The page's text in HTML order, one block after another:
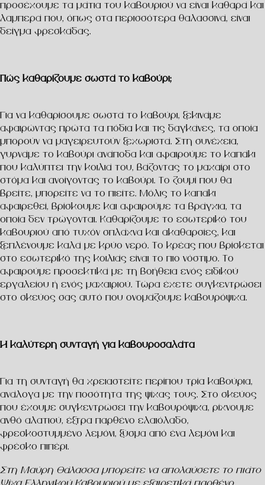
προσέχουμε τα μάτια του καβουριού να είναι καθαρά και
λαμπερά που, όπως στα περισσότερα θαλασσινά, είναι
δείγμα φρεσκάδας.
Πώς καθαρίζουμε σωστά το καβούρι;
Για να καθαρίσουμε σωστά το καβούρι, ξεκινάμε
αφαιρώντας πρώτα τα πόδια και τις δαγκάνες, τα οποία
μπορούν να μαγειρευτούν ξεχωριστά. Στη συνέχεια,
γυρνάμε το καβούρι ανάποδα και αφαιρούμε το καπάκι
που καλύπτει την κοιλιά του, βάζοντας το μαχαίρι στο
στόμα και ανοίγοντας το καβούρι. Το ζουμί που θα
βρείτε, μπορείτε να το πιείτε. Μόλις το καπάκι
αφαιρεθεί, βρίσκουμε και αφαιρούμε τα βράγχια, τα
οποία δεν τρώγονται. Καθαρίζουμε το εσωτερικό του
καβουριού από τυχόν σπλάχνα και ακαθαρσίες, και
ξεπλένουμε καλά με κρύο νερό. Το κρέας που βρίσκεται
στο εσωτερικό της κοιλιάς είναι το πιο νόστιμο. Το
αφαιρούμε προσεκτικά με τη βοήθεια ενός ειδικού
εργαλείου ή ενός μαχαιριού. Τώρα έχετε συγκεντρώσει
στο σκεύος σας αυτό που ονομάζουμε καβουρόψιχα.
Η καλύτερη συνταγή για καβουροσαλάτα
Για τη συνταγή θα χρειαστείτε περίπου τρία καβούρια,
ανάλογα με την ποσότητα της ψίχας τους. Στο σκεύος
που έχουμε συγκεντρώσει την καβουρόψιχα, ρίχνουμε
ανθό αλατιού, έξτρα παρθένο ελαιόλαδο,
φρεσκοστυμμένο λεμόνι, ξύσμα από ένα λεμόνι και
φρέσκο πιπέρι.
Στη Μαύρη Θάλασσαμπορείτε να απολαύσετε το πιάτο